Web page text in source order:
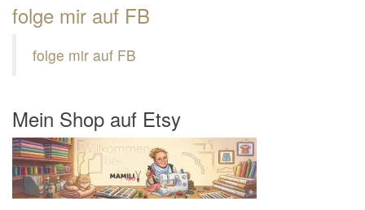
folge mir auf FB
folge mir auf FB
Mein Shop auf Etsy